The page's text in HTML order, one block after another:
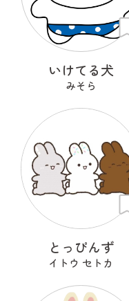
いけてる犬
みそら
とっぴんず
イトウ セトカ